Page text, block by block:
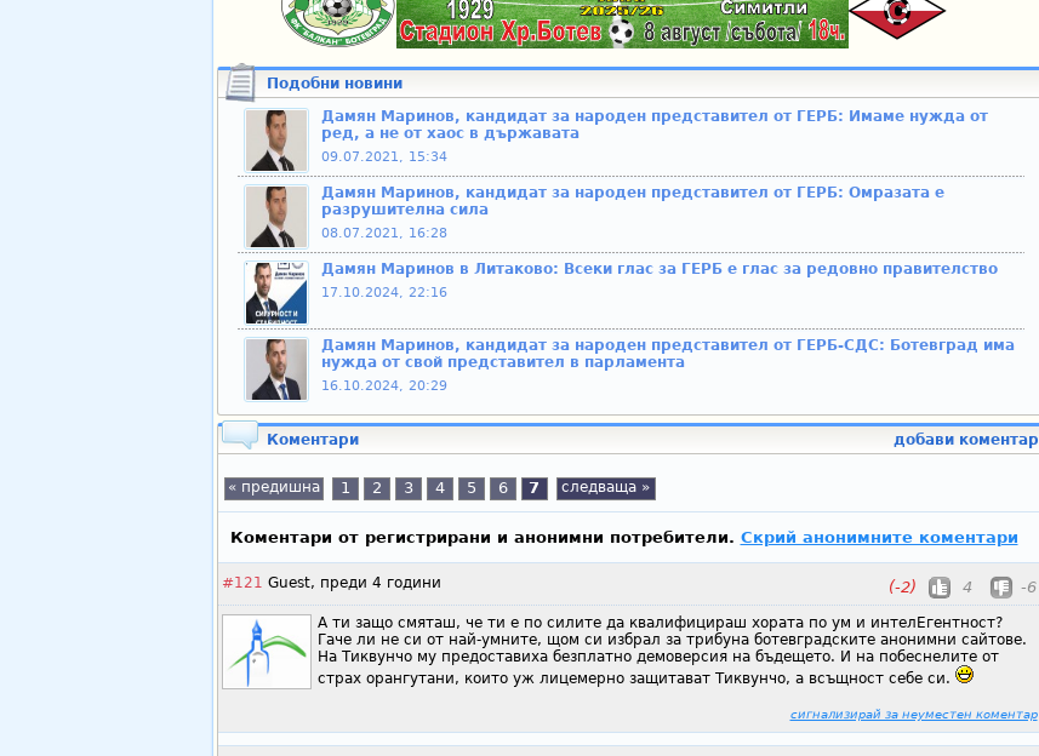
Подобни новини
Дамян Маринов, кандидат за народен представител от ГЕРБ: Имаме нужда от
ред, а не от хаос в държавата
09.07.2021, 15:34
Дамян Маринов, кандидат за народен представител от ГЕРБ: Омразата е
разрушителна сила
08.07.2021, 16:28
Дамян Маринов в Литаково: Всеки глас за ГЕРБ е глас за редовно правителство
17.10.2024, 22:16
Дамян Маринов, кандидат за народен представител от ГЕРБ-СДС: Ботевград има
нужда от свой представител в парламента
16.10.2024, 20:29
Коментари добави коментар
« предишна 1 2 3 4 5 6 7 следваща »
Коментари от регистрирани и анонимни потребители. Скрий анонимните коментари
#121 Guest, преди 4 години (-2) 4 -6
А ти защо смяташ, че ти е по силите да квалифицираш хората по ум и интелЕгентност?
Гаче ли не си от най-умните, щом си избрал за трибуна ботевградските анонимни сайтове.
На Тиквунчо му предоставиха безплатно демоверсия на бъдещето. И на побеснелите от
страх орангутани, които уж лицемерно защитават Тиквунчо, а всъщност себе си.
сигнализирай за неуместен коментар